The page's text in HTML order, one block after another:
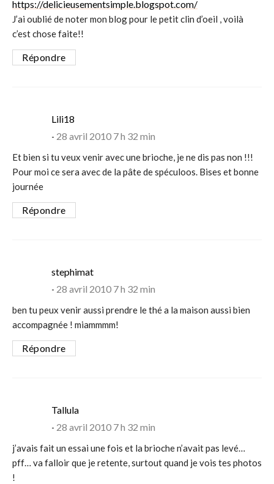
https://delicieusementsimple.blogspot.com/
J’ai oublié de noter mon blog pour le petit clin d’oeil , voilà
c’est chose faite!!
Répondre
Lili18
28 avril 2010 7 h 32 min
Et bien si tu veux venir avec une brioche, je ne dis pas non !!!
Pour moi ce sera avec de la pâte de spéculoos. Bises et bonne
journée
Répondre
stephimatsays:
28 avril 2010 7 h 32 min
ben tu peux venir aussi prendre le thé a la maison aussi bien
accompagnée ! miammmm!
Répondre
Tallulasays:
28 avril 2010 7 h 32 min
j’avais fait un essai une fois et la brioche n’avait pas levé…
pff… va falloir que je retente, surtout quand je vois tes photos
!